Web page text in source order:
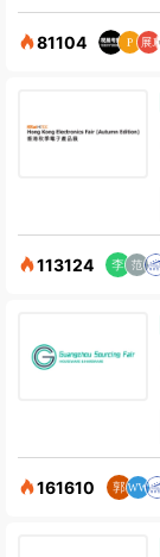
81104
113124
161610